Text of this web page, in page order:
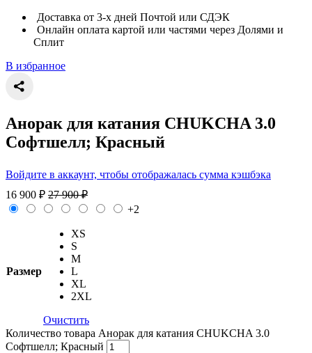
Доставка от 3-х дней Почтой или СДЭК
Онлайн оплата картой или частями через Долями и
Сплит
В избранное
Анорак для катания CHUKCHA 3.0
Софтшелл; Красный
Войдите в аккаунт, чтобы отображалась сумма кэшбэка
16 900 ₽ 27 900₽
+2
Размер
XS
S
M
L
XL
2XL
Очистить
Количество товара Анорак для катания CHUKCHA 3.0
Софтшелл; Красный